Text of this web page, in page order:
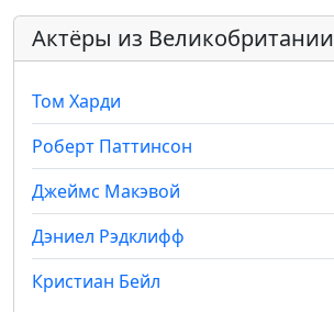
Актёры из Великобритании
Том Харди
Роберт Паттинсон
Джеймс Макэвой
Дэниел Рэдклифф
Кристиан Бейл